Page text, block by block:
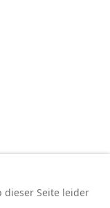
dieser Seite leider